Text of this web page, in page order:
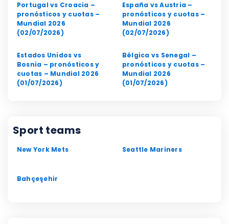
Portugal vs Croacia –
pronósticos y cuotas –
Mundial 2026
(02/07/2026)
España vs Austria –
pronósticos y cuotas –
Mundial 2026
(02/07/2026)
Estados Unidos vs
Bosnia – pronósticos y
cuotas – Mundial 2026
(01/07/2026)
Bélgica vs Senegal –
pronósticos y cuotas –
Mundial 2026
(01/07/2026)
Sport teams
New York Mets Seattle Mariners
Bahçeşehir